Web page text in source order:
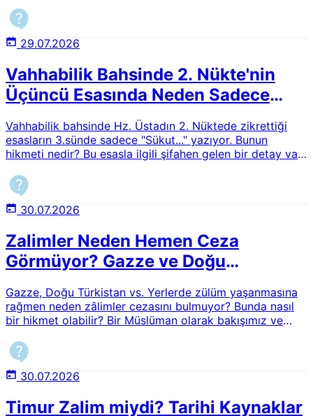
29.07.2026
Vahhabilik Bahsinde 2. Nükte'nin
Üçüncü Esasında Neden Sadece
"Sükut..." Yazıyor?
Vahhabilik bahsinde Hz. Üstadın 2. Nüktede zikrettiği
esasların 3.sünde sadece "Sükut..." yazıyor. Bunun
hikmeti nedir? Bu esasla ilgili şifahen gelen bir detay var
30.07.2026
Zalimler Neden Hemen Ceza
Görmüyor? Gazze ve Doğu
Hikmeti
Gazze, Doğu Türkistan vs. Yerlerde zülüm yaşanmasına
rağmen neden zâlimler cezasını bulmuyor? Bunda nasıl
bir hikmet olabilir? Bir Müslüman olarak bakışımız ve
30.07.2026
Timur Zalim miydi? Tarihi Kaynaklar